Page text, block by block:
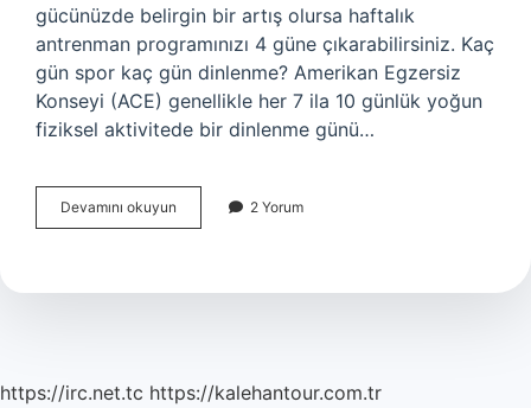
gücünüzde belirgin bir artış olursa haftalık
antrenman programınızı 4 güne çıkarabilirsiniz. Kaç
gün spor kaç gün dinlenme? Amerikan Egzersiz
Konseyi (ACE) genellikle her 7 ila 10 günlük yoğun
fiziksel aktivitede bir dinlenme günü…
Devamını okuyun
2
Yapmak
2 Yorum
https://irc.net.tc https://kalehantour.com.tr